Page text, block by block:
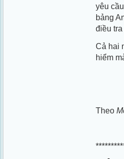
yêu
bảng
điều
Cả hai
hiểm
Theo